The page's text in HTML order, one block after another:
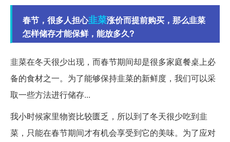
春节，很多人担心韭菜涨价而提前购买，那么韭菜
怎样储存才能保鲜，能放多久?
韭菜在冬天很少出现，而春节期间却是很多家庭餐桌上必
备的食材之一。为了能够保持韭菜的新鲜度，我们可以采
取一些方法进行储存...
我小时候家里物资比较匮乏，所以到了冬天很少吃到韭
菜，只能在春节期间才有机会享受到它的美味。为了应对